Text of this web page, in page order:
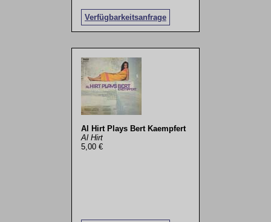
Verfügbarkeitsanfrage
Al Hirt Plays Bert Kaempfert
Al Hirt
5,00 €